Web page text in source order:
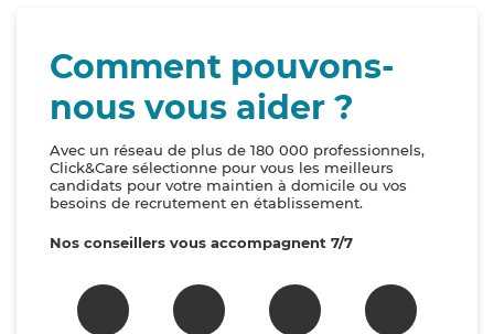
Comment pouvons-
nous vous aider ?
Avec un réseau de plus de 180 000 professionnels,
Click&Care sélectionne pour vous les meilleurs
candidats pour votre maintien à domicile ou vos
besoins de recrutement en établissement.
Nos conseillers vous accompagnent 7/7